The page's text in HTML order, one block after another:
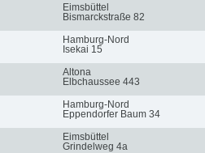
Eimsbüttel
Bismarckstraße 82
Hamburg-Nord
Isekai 15
Altona
Elbchaussee 443
Hamburg-Nord
Eppendorfer Baum 34
Eimsbüttel
Grindelweg 4a